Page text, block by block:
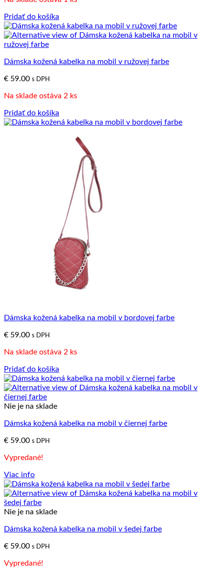
Pridať do košíka
Dámska kožená kabelka na mobil v ružovej farbe
€ 59.00 s DPH
Na sklade ostáva 2 ks
Pridať do košíka
Dámska kožená kabelka na mobil v bordovej farbe
€ 59.00 s DPH
Na sklade ostáva 2 ks
Pridať do košíka
Nie je na sklade
Dámska kožená kabelka na mobil v čiernej farbe
€ 59.00 s DPH
Vypredané!
Viac info
Nie je na sklade
Dámska kožená kabelka na mobil v šedej farbe
€ 59.00 s DPH
Vypredané!